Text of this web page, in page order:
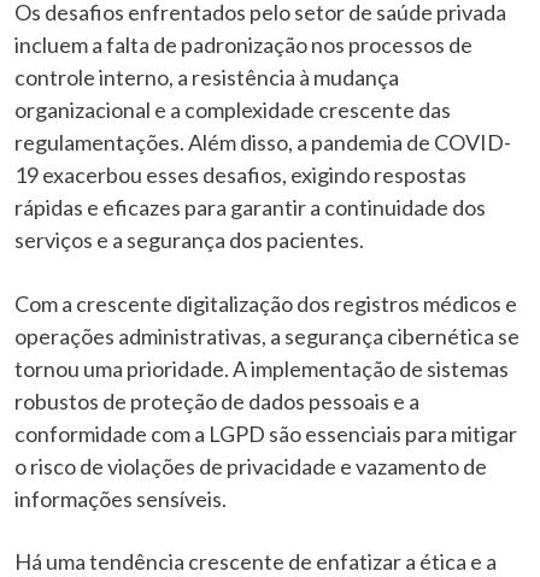
Os desafios enfrentados pelo setor de saúde privada
incluem a falta de padronização nos processos de
controle interno, a resistência à mudança
organizacional e a complexidade crescente das
regulamentações. Além disso, a pandemia de COVID-
19 exacerbou esses desafios, exigindo respostas
rápidas e eficazes para garantir a continuidade dos
serviços e a segurança dos pacientes.
Com a crescente digitalização dos registros médicos e
operações administrativas, a segurança cibernética se
tornou uma prioridade. A implementação de sistemas
robustos de proteção de dados pessoais e a
conformidade com a LGPD são essenciais para mitigar
o risco de violações de privacidade e vazamento de
informações sensíveis.
Há uma tendência crescente de enfatizar a ética e a